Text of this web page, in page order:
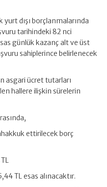
yurt dışı borçlanmalarında
tarihindeki 82 nci
günlük kazanç alt ve üst
sahiplerince belirlenecek
asgari ücret tutarları
hallere ilişkin sürelerin
ettirilecek borç
TL esas alınacaktır.